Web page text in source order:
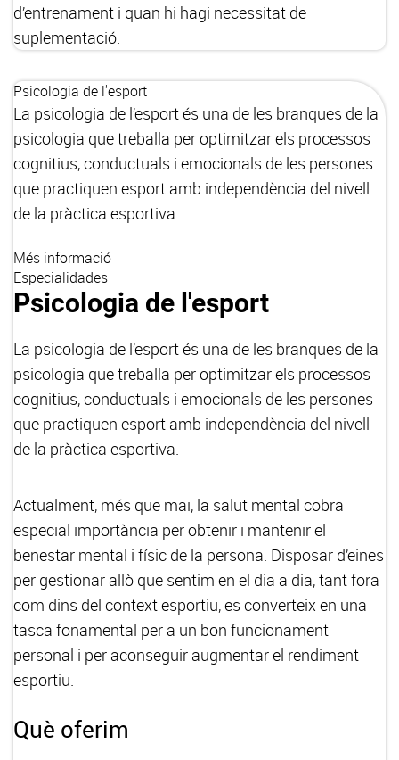
d’entrenament i quan hi hagi necessitat de
suplementació.
Psicologia de l'esport
La psicologia de l’esport és una de les branques de la
psicologia que treballa per optimitzar els processos
cognitius, conductuals i emocionals de les persones
que practiquen esport amb independència del nivell
de la pràctica esportiva.
Més informació
Especialidades
Psicologia de l'esport
La psicologia de l’esport és una de les branques de la
psicologia que treballa per optimitzar els processos
cognitius, conductuals i emocionals de les persones
que practiquen esport amb independència del nivell
de la pràctica esportiva.
Actualment, més que mai, la salut mental cobra
especial importància per obtenir i mantenir el
benestar mental i físic de la persona. Disposar d’eines
per gestionar allò que sentim en el dia a dia, tant fora
com dins del context esportiu, es converteix en una
tasca fonamental per a un bon funcionament
personal i per aconseguir augmentar el rendiment
esportiu.
Què oferim